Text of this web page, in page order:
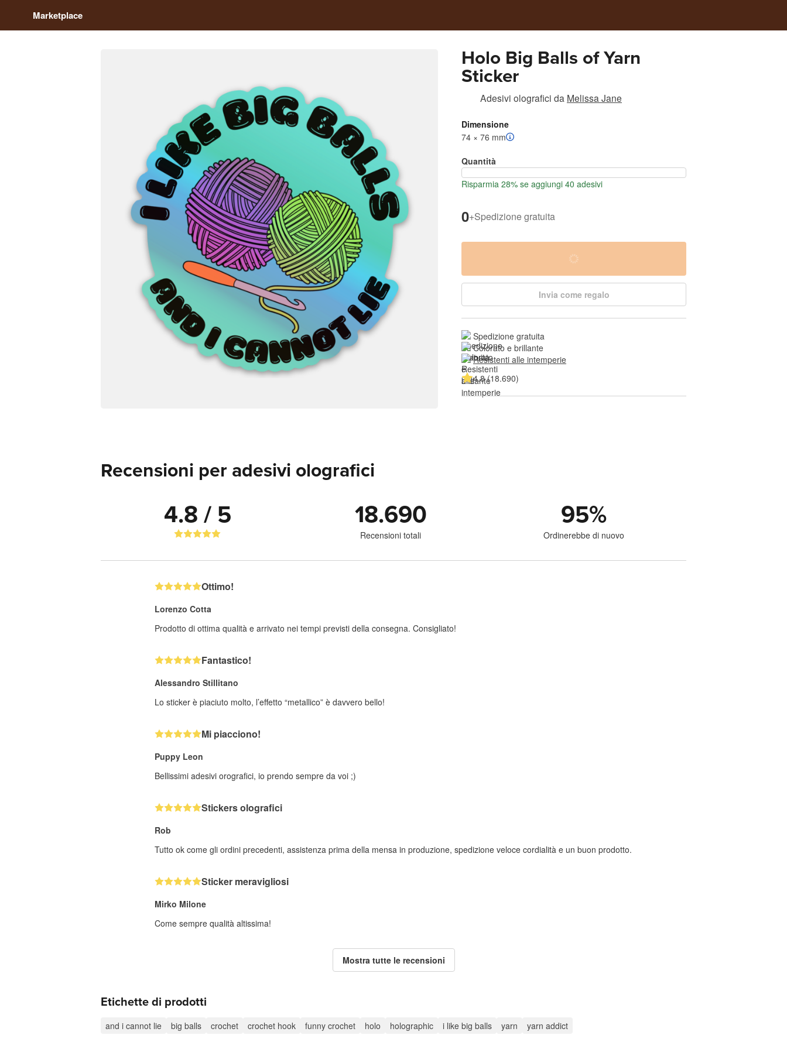
Marketplace
Holo Big Balls of Yarn
Sticker
Adesivi olografici da Melissa Jane
Dimensione
74 × 76 mm
Quantità
Risparmia 28% se aggiungi 40 adesivi
0+Spedizione gratuita
Invia come regalo
Spedizione gratuita
Colorato e brillante
Resistenti alle intemperie
4.8 (18.690)
Recensioni per adesivi olografici
4.8 / 5 18.690
Recensioni totali
95%
Ordinerebbe di nuovo
Ottimo!
Lorenzo Cotta
Prodotto di ottima qualità e arrivato nei tempi previsti della consegna. Consigliato!
Fantastico!
Alessandro Stillitano
Lo sticker è piaciuto molto, l’effetto “metallico” è davvero bello!
Mi piacciono!
Puppy Leon
Bellissimi adesivi orografici, io prendo sempre da voi ;)
Stickers olografici
Rob
Tutto ok come gli ordini precedenti, assistenza prima della mensa in produzione, spedizione veloce cordialità e un buon prodotto.
Sticker meravigliosi
Mirko Milone
Come sempre qualità altissima!
Mostra tutte le recensioni
Etichette di prodotti
and i cannot lie big balls crochet crochet hook funny crochet holo holographic i like big balls yarn yarn addict